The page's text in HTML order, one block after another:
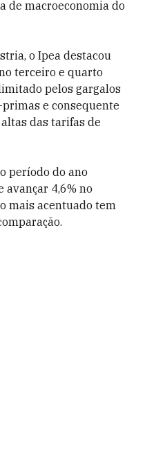
de macroeconomia do
o Ipea destacou
terceiro e quarto
pelos gargalos
e consequente
das tarifas de
período do ano
avançar 4,6% no
mais acentuado tem